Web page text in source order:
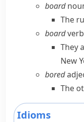
board
The
boardverb
They
New
bored
The
Idioms